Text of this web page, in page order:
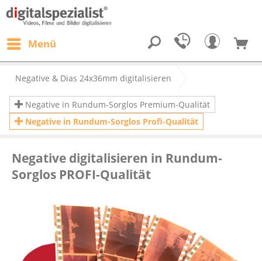
Menü
Negative & Dias 24x36mm digitalisieren
Negative in Rundum-Sorglos Premium-Qualität
Negative in Rundum-Sorglos Profi-Qualität
Negative digitalisieren in Rundum-
Sorglos PROFI-Qualität